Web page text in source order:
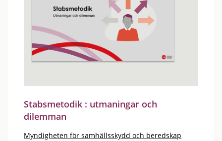
Stabsmetodik : utmaningar och
dilemman
Myndigheten för samhällsskydd och beredskap